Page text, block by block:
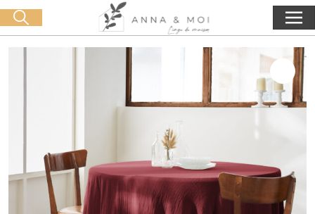
Kostenlose Lieferung ab 60€ Einkauf 0,00€
Suche starten